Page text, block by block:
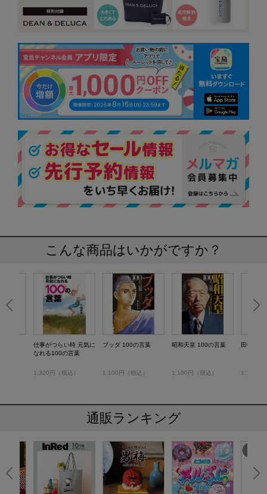
こんな商品はいかがですか？
仕事がつらい時 元気に
なれる100の言葉
1,320円（税込）
ブッダ 100の言葉
1,100円（税込）
昭和天皇 100の言葉
1,100円（税込）
田中角栄
1,100円
通販ランキング